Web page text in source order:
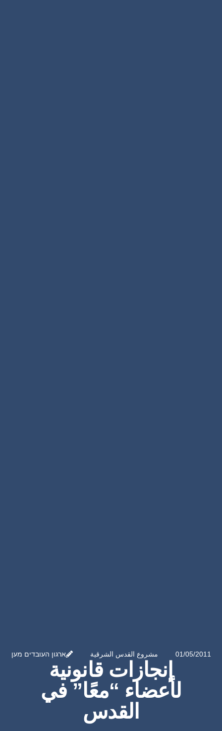
01/05/2011 مشروع القدس الشرقية ארגון העובדים מען
إنجازات قانونية
لأعضاء “معًا” في
القدس